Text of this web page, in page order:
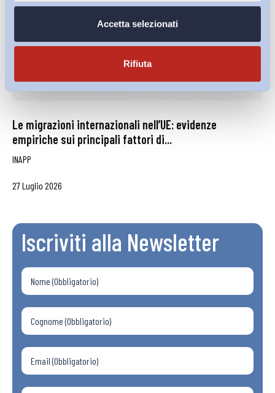
Accetta selezionati
Rifiuta
Le migrazioni internazionali nell’UE: evidenze
empiriche sui principali fattori di...
INAPP
27 Luglio 2026
Iscriviti alla Newsletter